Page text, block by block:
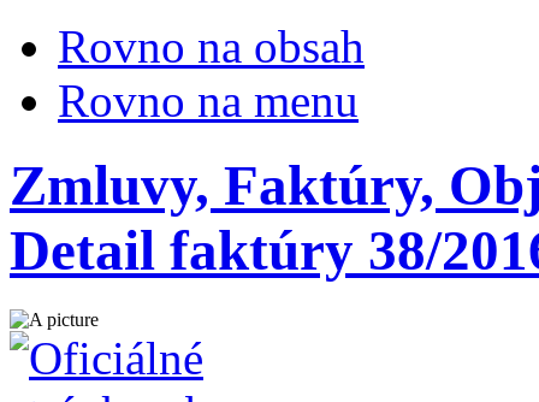
Rovno na obsah
Rovno na menu
Zmluvy, Faktúry,
Detail faktúry 38/